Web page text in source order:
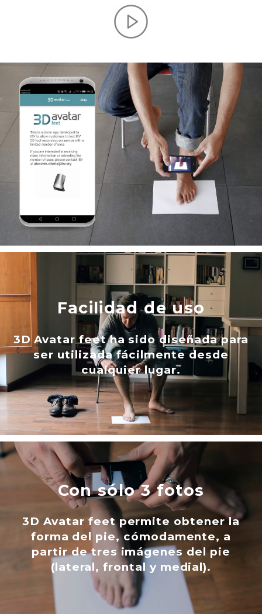
Facilidad de uso
3D Avatar feet ha sido diseñada para
ser utilizada fácilmente desde
cualquier lugar.
Con sólo 3 fotos
3D Avatar feet permite obtener la
forma del pie, cómodamente, a
partir de tres imágenes del pie
(lateral, frontal y medial).